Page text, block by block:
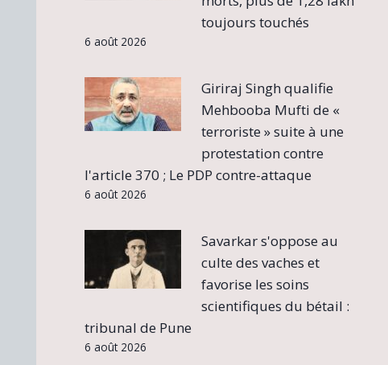
toujours touchés
6 août 2026
Giriraj Singh qualifie
Mehbooba Mufti de «
terroriste » suite à une
protestation contre
l'article 370 ; Le PDP contre-attaque
6 août 2026
Savarkar s'oppose au
culte des vaches et
favorise les soins
scientifiques du bétail :
tribunal de Pune
6 août 2026